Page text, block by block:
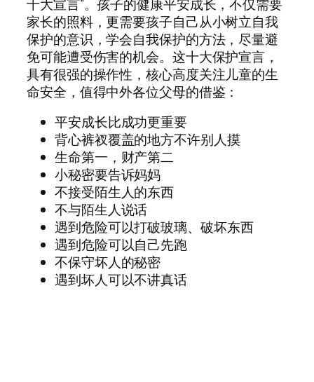
十大宣言”。孩子的健康平安成长，不仅需要
家长的照料，更需要孩子自己从小树立自我
保护的意识，学会自我保护的方法，尽量避
免可能遭受伤害的机会。这十大保护宣言，
具有很强的操作性，核心高度关注儿童的生
命安全，值得中外各位父母的借鉴：
平安成长比成功更重要
背心裤衩覆盖的地方不许别人摸
生命第一，财产第二
小秘密要告诉妈妈
不接受陌生人的东西
不与陌生人说话
遇到危险可以打破玻璃、破坏东西
遇到危险可以自己先跑
不保守坏人的秘密
遇到坏人可以不讲真话